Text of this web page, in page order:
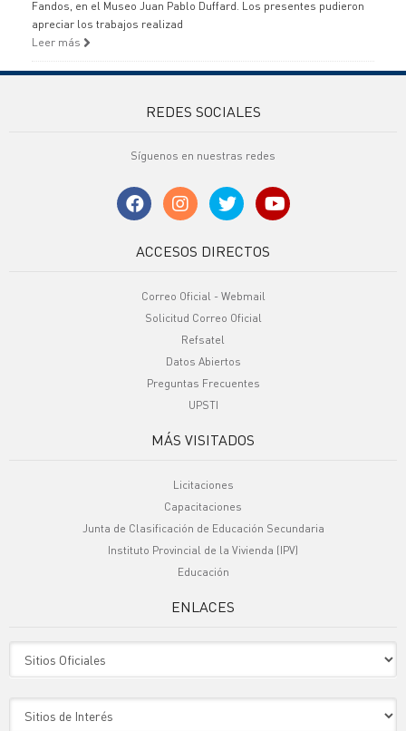
Fandos, en el Museo Juan Pablo Duffard. Los presentes pudieron
apreciar los trabajos realizad
Leer más
REDES SOCIALES
Síguenos en nuestras redes
ACCESOS DIRECTOS
Correo Oficial - Webmail
Solicitud Correo Oficial
Refsatel
Datos Abiertos
Preguntas Frecuentes
UPSTI
MÁS VISITADOS
Licitaciones
Capacitaciones
Junta de Clasificación de Educación Secundaria
Instituto Provincial de la Vivienda (IPV)
Educación
ENLACES